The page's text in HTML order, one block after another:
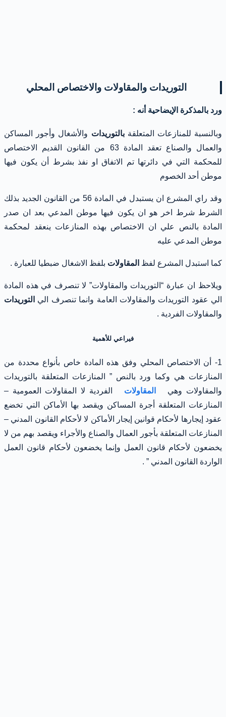
التوريدات والمقاولات والاختصاص المحلي
ورد بالمذكرة الإيضاحية أنه :
وبالنسبة للمنازعات المتعلقةبالتوريدات والأشغال وأجور المساكن
والعمال والصناع تعقد المادة 63 من القانون القديم الاختصاص
للمحكمة التي في دائرتها تم الاتفاق او نفذ بشرط أن يكون فيها
موطن أحد الخصوم
وقد راي المشرع ان يستبدل في المادة 56 من القانون الجديد بذلك
الشرط شرط اخر هو ان يكون فيها موطن المدعي بعد ان صدر
المادة بالنص علي ان الاختصاص بهذه المنازعات ينعقد لمحكمة
موطن المدعي عليه
كما استبدل المشرع لفظ المقاولات بلفظ الاشغال ضبطيا للعبارة .
ويلاحظ ان عبارة “التوريدات والمقاولات” لا تنصرف في هذه المادة
الي عقود التوريدات والمقاولات العامة وانما تنصرف الي
التوريدات
والمقاولات الفردية .
فيراعي للأهمية
1- أن الاختصاص المحلي وفق هذه المادة خاص بأنواع محددة من
المنازعات هي وكما ورد بالنص ” المنازعات المتعلقة بالتوريدات
والمقاولات وهي
المقاولات
الفردية لا المقاولات العمومية –
المنازعات المتعلقة أجرة المساكن ويقصد بها الأماكن التي تخضع
عقود إيجارها لأحكام قوانين إيجار الأماكن لا لأحكام القانون المدني –
المنازعات المتعلقة بأجور العمال والصناع والأجراء ويقصد بهم من لا
يخضعون لأحكام قانون العمل وإنما يخضعون لأحكام قانون العمل
الواردة القانون المدني ” .